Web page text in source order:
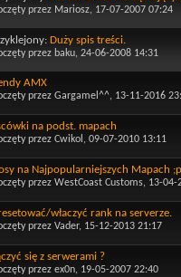
przez Mariosz, 17-07-2007 07:24
Duży spis treści.
przez baku, 24-06-2008 14:31
AMX
przez Gargamel^^, 13-11-2016
na podst. mapach
przez Cwikol , 09-07-2010 13:11
na Najpopularniejszych Mapach ;p
przez WestCoast Customs, 13-04-
właczyć rank na serverze.
przez Vader, 15-12-2013 21:17
się z serwerami ?
przez ex0n, 19-05-2007 22:40